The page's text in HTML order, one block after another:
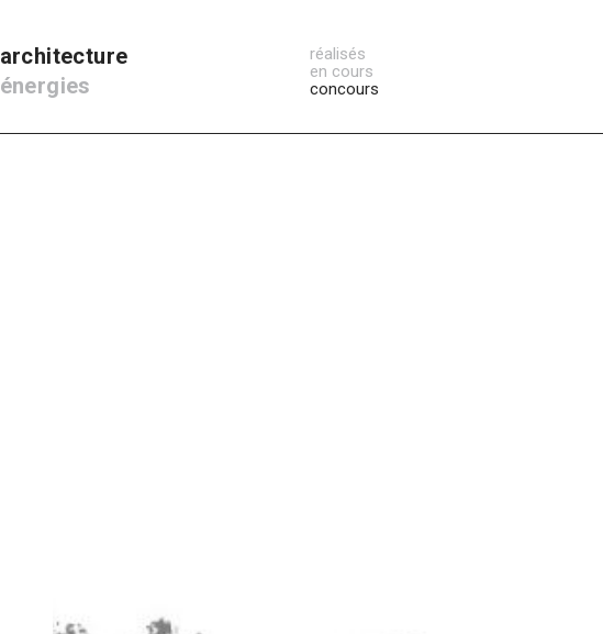
architecture
énergies
réalisés
en cours
concours